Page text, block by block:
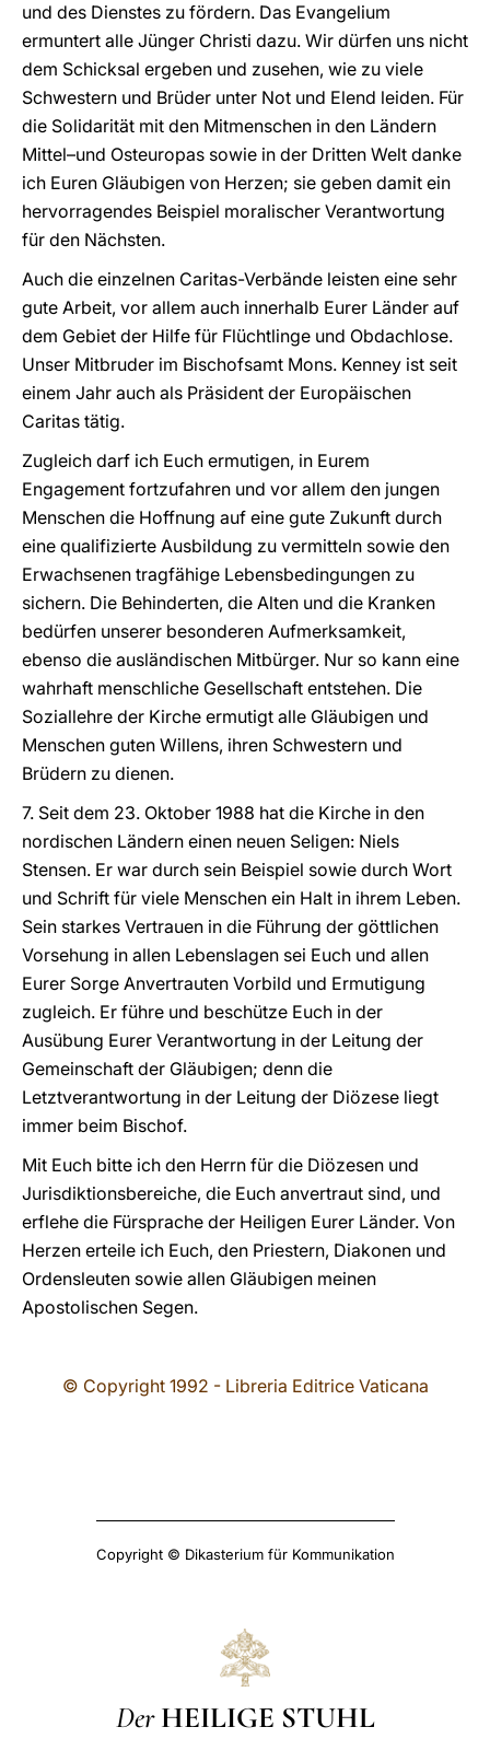
und des Dienstes zu fördern. Das Evangelium
ermuntert alle Jünger Christi dazu. Wir dürfen uns nicht
dem Schicksal ergeben und zusehen, wie zu viele
Schwestern und Brüder unter Not und Elend leiden. Für
die Solidarität mit den Mitmenschen in den Ländern
Mittel–und Osteuropas sowie in der Dritten Welt danke
ich Euren Gläubigen von Herzen; sie geben damit ein
hervorragendes Beispiel moralischer Verantwortung
für den Nächsten.
Auch die einzelnen Caritas-Verbände leisten eine sehr
gute Arbeit, vor allem auch innerhalb Eurer Länder auf
dem Gebiet der Hilfe für Flüchtlinge und Obdachlose.
Unser Mitbruder im Bischofsamt Mons. Kenney ist seit
einem Jahr auch als Präsident der Europäischen
Caritas tätig.
Zugleich darf ich Euch ermutigen, in Eurem
Engagement fortzufahren und vor allem den jungen
Menschen die Hoffnung auf eine gute Zukunft durch
eine qualifizierte Ausbildung zu vermitteln sowie den
Erwachsenen tragfähige Lebensbedingungen zu
sichern. Die Behinderten, die Alten und die Kranken
bedürfen unserer besonderen Aufmerksamkeit,
ebenso die ausländischen Mitbürger. Nur so kann eine
wahrhaft menschliche Gesellschaft entstehen. Die
Soziallehre der Kirche ermutigt alle Gläubigen und
Menschen guten Willens, ihren Schwestern und
Brüdern zu dienen.
7. Seit dem 23. Oktober 1988 hat die Kirche in den
nordischen Ländern einen neuen Seligen: Niels
Stensen. Er war durch sein Beispiel sowie durch Wort
und Schrift für viele Menschen ein Halt in ihrem Leben.
Sein starkes Vertrauen in die Führung der göttlichen
Vorsehung in allen Lebenslagen sei Euch und allen
Eurer Sorge Anvertrauten Vorbild und Ermutigung
zugleich. Er führe und beschütze Euch in der
Ausübung Eurer Verantwortung in der Leitung der
Gemeinschaft der Gläubigen; denn die
Letztverantwortung in der Leitung der Diözese liegt
immer beim Bischof.
Mit Euch bitte ich den Herrn für die Diözesen und
Jurisdiktionsbereiche, die Euch anvertraut sind, und
erflehe die Fürsprache der Heiligen Eurer Länder. Von
Herzen erteile ich Euch, den Priestern, Diakonen und
Ordensleuten sowie allen Gläubigen meinen
Apostolischen Segen.
© Copyright 1992 - Libreria Editrice Vaticana
Copyright © Dikasterium für Kommunikation
Der HEILIGE STUHL